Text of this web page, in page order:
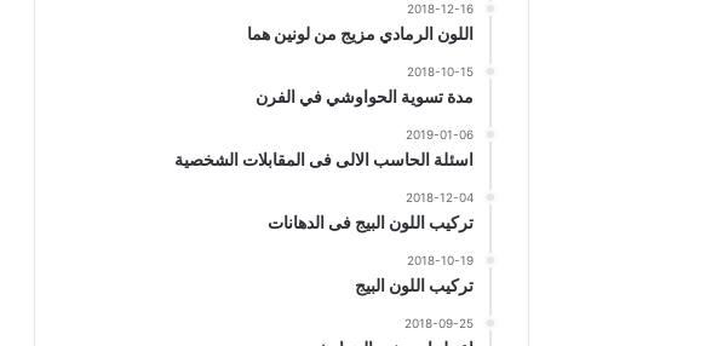
2018-12-16
اللون الرمادي مزيج من لونين هما
2018-10-15
مدة تسوية الحواوشي في الفرن
2019-01-06
اسئلة الحاسب الالى فى المقابلات الشخصية
2018-12-04
تركيب اللون البيج فى الدهانات
2018-10-19
تركيب اللون البيج
2018-09-25